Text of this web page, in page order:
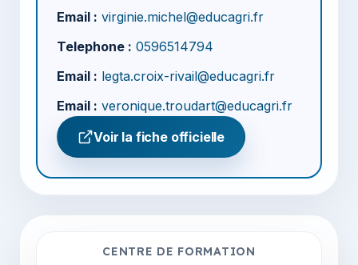
Email : virginie.michel@educagri.fr
Telephone : 0596514794
Email : legta.croix-rivail@educagri.fr
Email : veronique.troudart@educagri.fr
Voir la fiche officielle
CENTRE DE FORMATION